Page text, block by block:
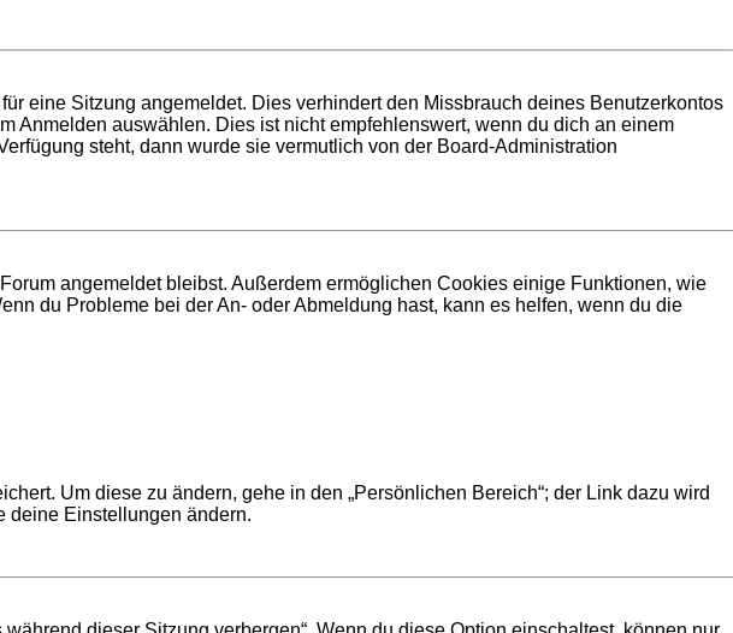
eine Sitzung angemeldet. Dies verhindert den Missbrauch deines Benutzerkontos
Anmelden auswählen. Dies ist nicht empfehlenswert, wenn du dich an einem
steht, dann wurde sie vermutlich von der Board-Administration
angemeldet bleibst. Außerdem ermöglichen Cookies einige Funktionen, wie
du Probleme bei der An- oder Abmeldung hast, kann es helfen, wenn du die
Um diese zu ändern, gehe in den „Persönlichen Bereich“; der Link dazu wird
deine Einstellungen ändern.